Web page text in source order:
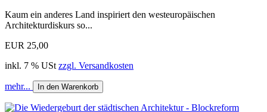
Kaum ein anderes Land inspiriert den westeuropäischen
Architekturdiskurs so...
EUR 25,00
inkl. 7 % USt zzgl. Versandkosten
mehr... In den Warenkorb